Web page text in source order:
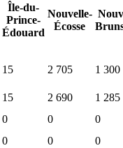
Île-du-
Prince-
Édouard
Nouvelle-
Écosse
15 2 705
1 300
15 2 690
1 285
0 0
0
0 0
0